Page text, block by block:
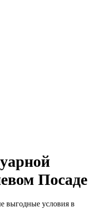
Посаде
выгодные условия в